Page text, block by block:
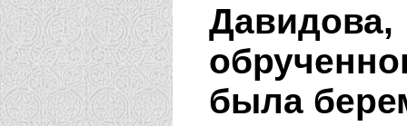
Давидова,
была